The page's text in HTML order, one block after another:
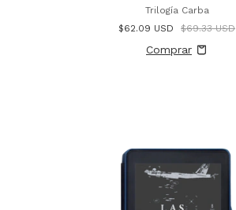
Trilogía Carba
$62.09 USD
$69.33 USD